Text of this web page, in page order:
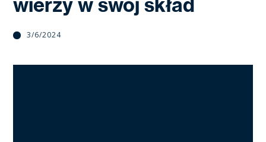
wierzy w swój skład
3/6/2024